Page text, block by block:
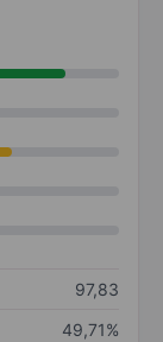
97,83
49,71%